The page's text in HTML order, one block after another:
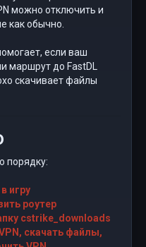
можно отключить и
как обычно.
если ваш
маршрут до FastDL
скачивает файлы
порядку:
игру
роутер
cstrike_downloads
скачать файлы,